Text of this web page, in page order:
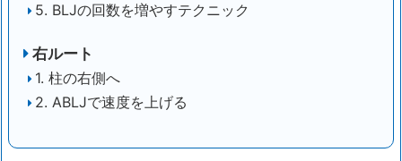
5. BLJの回数を増やすテクニック
右ルート
1. 柱の右側へ
2. ABLJで速度を上げる